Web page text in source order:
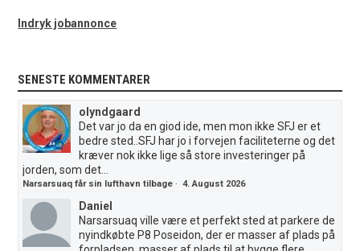
Indryk jobannonce
SENESTE KOMMENTARER
olyndgaard
Det var jo da en giod ide, men mon ikke SFJ er et
bedre sted..SFJ har jo i forvejen faciliteterne og det
kræver nok ikke lige så store investeringer på
jorden, som det...
Narsarsuaq får sin lufthavn tilbage ·4. August 2026
Daniel
Narsarsuaq ville være et perfekt sted at parkere de
nyindkøbte P8 Poseidon, der er masser af plads på